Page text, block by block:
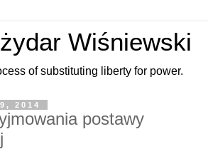
Wiśniewski
of substituting liberty for power.
2014
postawy